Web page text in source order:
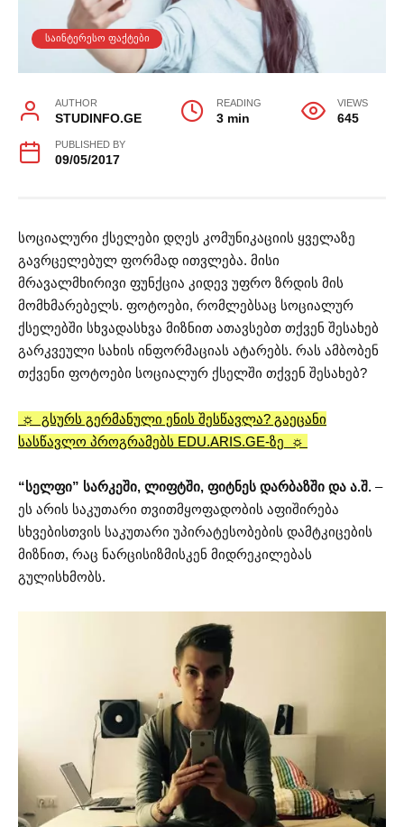
ᲡᲐᲘᲜᲢᲔᲠᲔᲡᲝ ᲤᲐᲥᲢᲔᲑᲘ
AUTHOR
STUDINFO.GE
READING
3 min
VIEWS
645
PUBLISHED BY
09/05/2017
სოციალური ქსელები დღეს კომუნიკაციის ყველაზე
გავრცელებულ ფორმად ითვლება. მისი
მრავალმხირივი ფუნქცია კიდევ უფრო ზრდის მის
მომხმარებელს. ფოტოები, რომლებსაც სოციალურ
ქსელებში სხვადასხვა მიზნით ათავსებთ თქვენ შესახებ
გარკვეული სახის ინფორმაციას ატარებს. რას ამბობენ
თქვენი ფოტოები სოციალურ ქსელში თქვენ შესახებ?
☼ გსურს გერმანული ენის შესწავლა? გაეცანი
სასწავლო პროგრამებს EDU.ARIS.GE-ზე ☼
“სელფი” სარკეში, ლიფტში, ფიტნეს დარბაზში და ა.შ. –
ეს არის საკუთარი თვითმყოფადობის აფიშირება
სხვებისთვის საკუთარი უპირატესობების დამტკიცების
მიზნით, რაც ნარცისიზმისკენ მიდრეკილებას
გულისხმობს.